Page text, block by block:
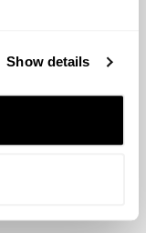
Show details
en